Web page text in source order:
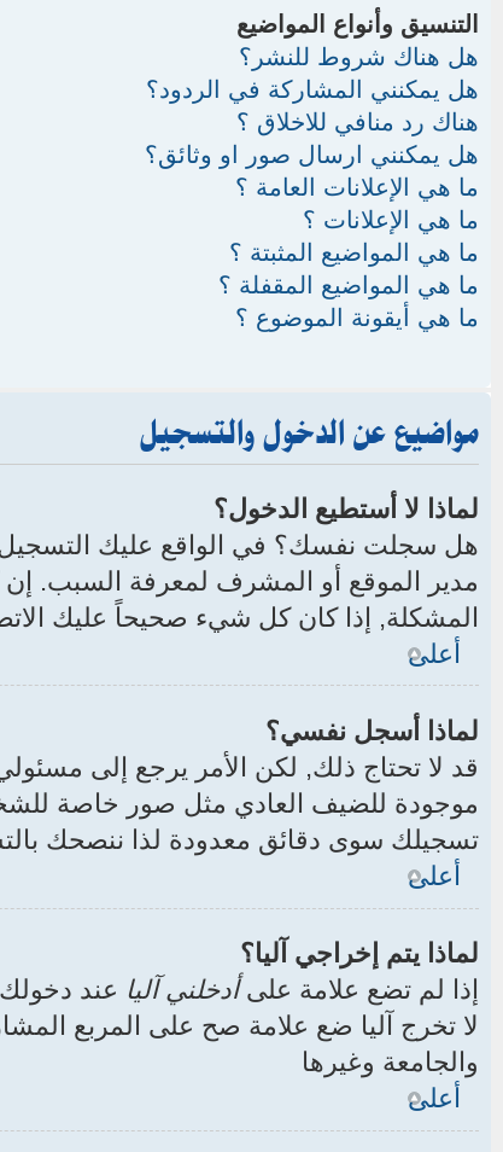
التنسيق وأنواع المواضيع
هل هناك شروط للنشر؟
هل يمكنني المشاركة في الردود؟
هناك رد منافي للاخلاق ؟
هل يمكنني ارسال صور او وثائق؟
ما هي الإعلانات العامة ؟
ما هي الإعلانات ؟
ما هي المواضيع المثبتة ؟
ما هي المواضيع المقفلة ؟
ما هي أيقونة الموضوع ؟
مواضيع عن الدخول والتسجيل
لماذا لا أستطيع الدخول؟
هل سجلت نفسك؟ في الواقع عليك
مدير الموقع أو المشرف لمعرفة السبب.
المشكلة, إذا كان كل شيء صحيحاً عليك
أعلى
لماذا أسجل نفسي؟
قد لا تحتاج ذلك, لكن الأمر يرجع إلى
موجودة للضيف العادي مثل صور خاصة
تسجيلك سوى دقائق معدودة لذا ننصحك
أعلى
لماذا يتم إخراجي آليا؟
إذا لم تضع علامة علىأدخلني آليا عند
لا تخرج آليا ضع علامة صح على المربع
والجامعة وغيرها
أعلى